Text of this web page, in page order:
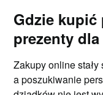
Gdzie kupić
prezenty
Zakupy online
a poszukiwanie